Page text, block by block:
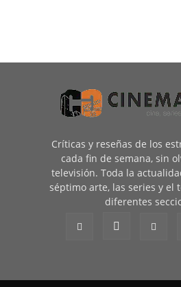
Críticas y reseñas de los
cada fin de semana, sin
televisión. Toda la
séptimo arte, las series y el
diferentes